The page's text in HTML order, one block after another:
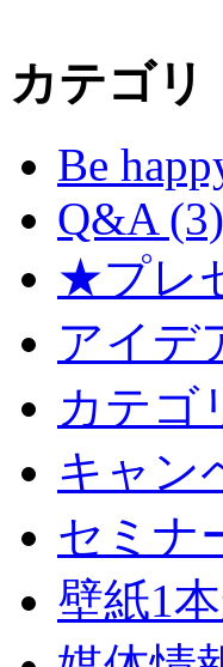
カテゴリ
Be
Q&A (3)
★プレ
アイデ
カテゴ
キャン
セミナ
壁紙1